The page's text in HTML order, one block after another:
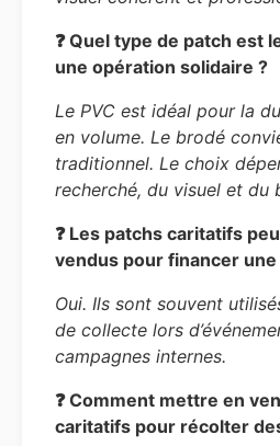
❓ Quel type de patch est
une opération solidaire ?
Le PVC est idéal pour la
en volume. Le brodé
traditionnel. Le choix
recherché, du visuel et du
❓ Les patchs caritatifs
vendus pour financer
Oui. Ils sont souvent
de collecte lors
campagnes internes.
❓ Comment mettre en
caritatifs pour récolter